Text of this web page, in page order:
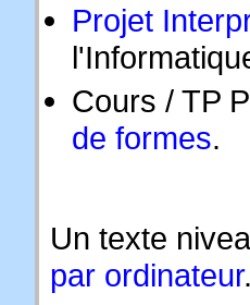
Projet
Cours / TP
de formes.
Un texte
par ordinateur